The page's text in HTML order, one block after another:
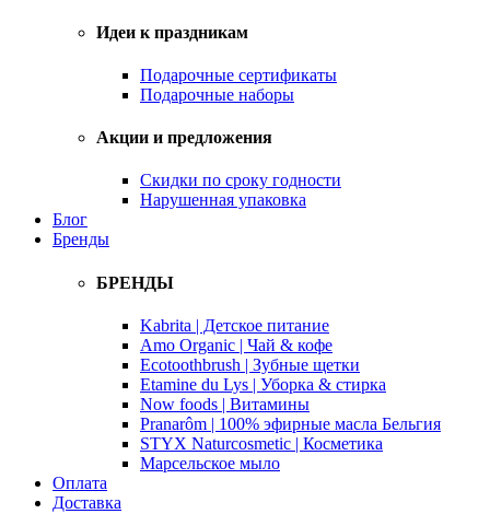
Идеи к праздникам
Подарочные сертификаты
Подарочные наборы
Акции и предложения
Скидки по сроку годности
Нарушенная упаковка
Блог
Бренды
БРЕНДЫ
Kabrita | Детское питание
Amo Organic | Чай & кофе
Ecotoothbrush | Зубные щетки
Etamine du Lys | Уборка & стирка
Now foods | Витамины
Pranarôm | 100% эфирные масла Бельгия
STYX Naturcosmetic | Косметика
Марсельское мыло
Оплата
Доставка